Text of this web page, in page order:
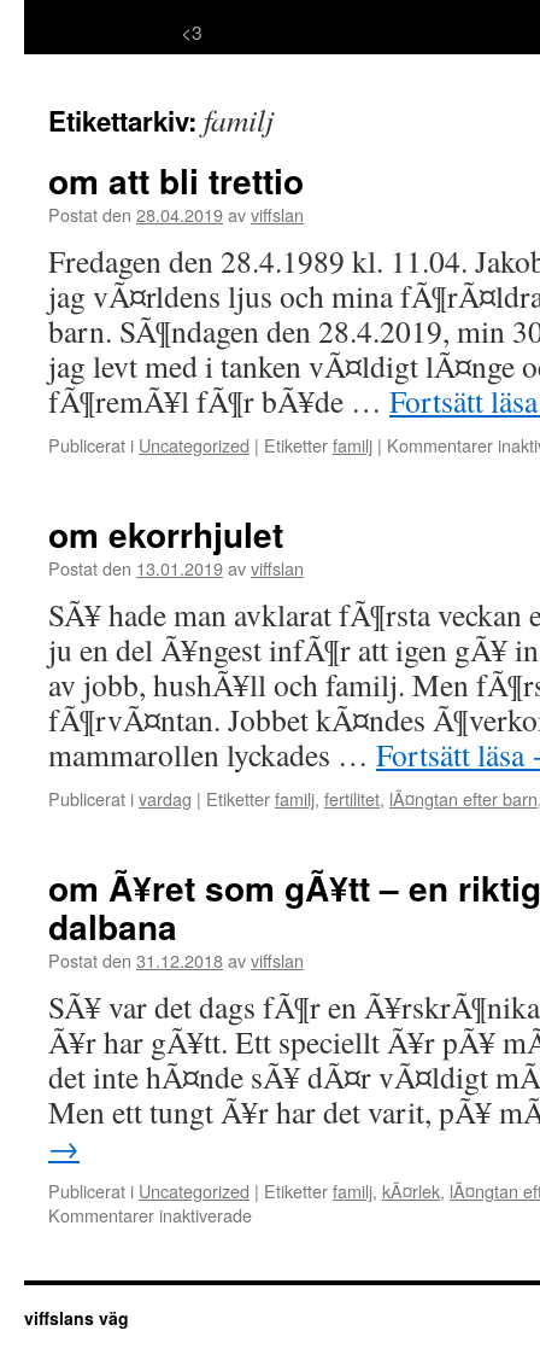
<3
Etikettarkiv: familj
om att bli trettio
Postat den 28.04.2019avviffslan
Fredagen den 28.4.1989 kl. 11.04.
jag vÃ¤rldens ljus och mina
barn. SÃ¶ndagen den 28.4.2019, min
jag levt med i tanken vÃ¤ldigt lÃ¤nge
fÃ¶remÃ¥l fÃ¶r bÃ¥de … Fortsätt
Publicerat i Uncategorized | Etiketterfamilj | Kommentarer
om ekorrhjulet
Postat den 13.01.2019avviffslan
SÃ¥ hade man avklarat fÃ¶rsta
ju en del Ã¥ngest infÃ¶r att igen gÃ¥
av jobb, hushÃ¥ll och familj. Men
fÃ¶rvÃ¤ntan. Jobbet kÃ¤ndes
mammarollen lyckades … Fortsätt läsa
Publicerat ivardag | Etiketterfamilj, fertilitet, lÃ¤ngtan efter barn
om Ã¥ret som gÃ¥tt – en
dalbana
Postat den 31.12.2018avviffslan
SÃ¥ var det dags fÃ¶r en
Ã¥r har gÃ¥tt. Ett speciellt Ã¥r pÃ¥
det inte hÃ¤nde sÃ¥ dÃ¤r vÃ¤ldigt
Men ett tungt Ã¥r har det varit, pÃ¥
→
Publicerat i Uncategorized | Etiketterfamilj, kÃ¤rlek, lÃ¤ngtan
Kommentarer inaktiverade
som
viffslans väg